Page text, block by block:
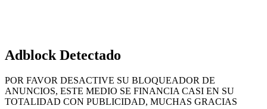
Adblock Detectado
POR FAVOR DESACTIVE SU BLOQUEADOR DE
ANUNCIOS, ESTE MEDIO SE FINANCIA CASI EN SU
TOTALIDAD CON PUBLICIDAD, MUCHAS GRACIAS